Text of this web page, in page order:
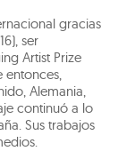
gracias
ser
Artist Prize
entonces,
Alemania,
continuó a lo
Sus trabajos